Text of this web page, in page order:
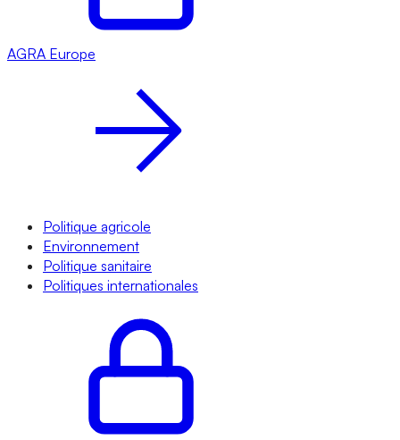
AGRA Europe
Politique agricole
Environnement
Politique sanitaire
Politiques internationales